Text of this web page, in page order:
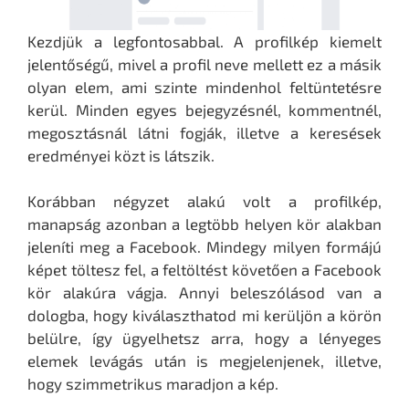
Kezdjük a legfontosabbal. A profilkép kiemelt
jelentőségű, mivel a profil neve mellett ez a másik
olyan elem, ami szinte mindenhol feltüntetésre
kerül. Minden egyes bejegyzésnél, kommentnél,
megosztásnál látni fogják, illetve a keresések
eredményei közt is látszik.
Korábban négyzet alakú volt a profilkép,
manapság azonban a legtöbb helyen kör alakban
jeleníti meg a Facebook. Mindegy milyen formájú
képet töltesz fel, a feltöltést követően a Facebook
kör alakúra vágja. Annyi beleszólásod van a
dologba, hogy kiválaszthatod mi kerüljön a körön
belülre, így ügyelhetsz arra, hogy a lényeges
elemek levágás után is megjelenjenek, illetve,
hogy szimmetrikus maradjon a kép.